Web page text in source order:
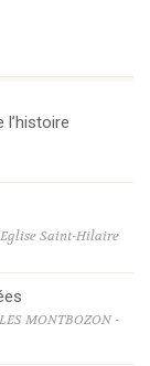
l’histoire
Eglise Saint-Hilaire
MONTBOZON -